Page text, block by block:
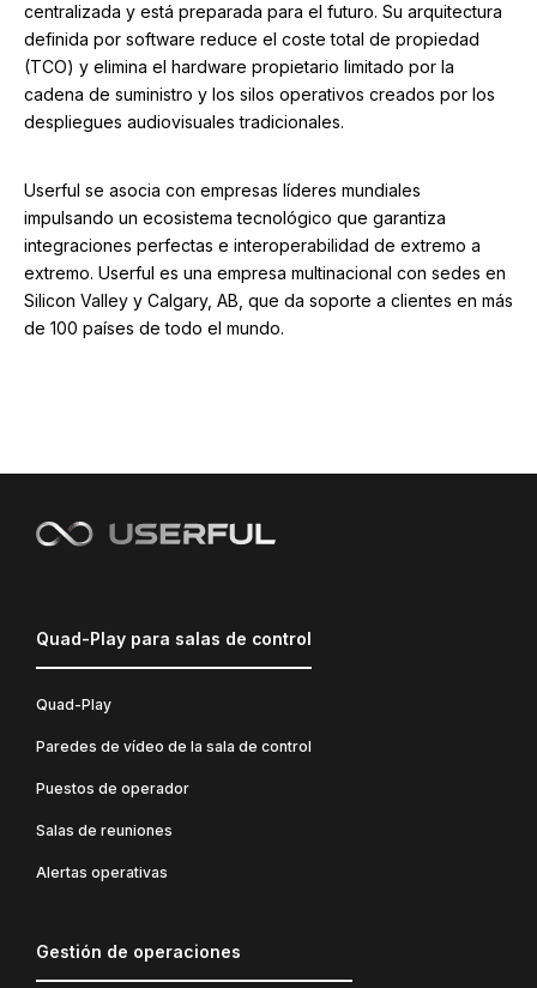
centralizada y está preparada para el futuro. Su arquitectura
definida por software reduce el coste total de propiedad
(TCO) y elimina el hardware propietario limitado por la
cadena de suministro y los silos operativos creados por los
despliegues audiovisuales tradicionales.
Userful se asocia con empresas líderes mundiales
impulsando un ecosistema tecnológico que garantiza
integraciones perfectas e interoperabilidad de extremo a
extremo. Userful es una empresa multinacional con sedes en
Silicon Valley y Calgary, AB, que da soporte a clientes en más
de 100 países de todo el mundo.
Quad-Play para salas de control
Quad-Play
Paredes de vídeo de la sala de control
Puestos de operador
Salas de reuniones
Alertas operativas
Gestión de operaciones